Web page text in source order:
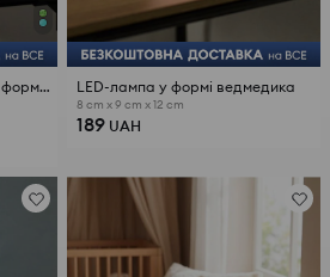
Дитяча LED нічна лампа у формі динозавра LED-лампа у формі ведмедика
8 cm x 9 cm x 12 cm
189 UAH